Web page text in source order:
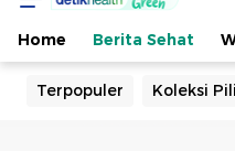
Home Berita Sehat
Terpopuler Koleksi